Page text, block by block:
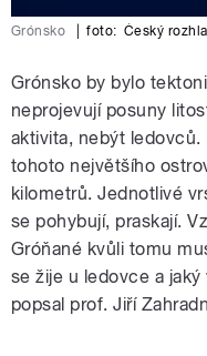
Grónsko foto: Český
Grónsko by bylo
neprojevují posuny
aktivita, nebýt
tohoto největšího
kilometrů. Jednotlivé
se pohybují, praskají.
Gróňané kvůli tomu
se žije u ledovce a
popsal prof. Jiří